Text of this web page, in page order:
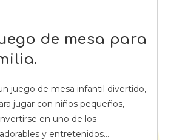
de mesa para
juego de mesa infantil divertido,
jugar con niños pequeños,
en uno de los
y entretenidos…